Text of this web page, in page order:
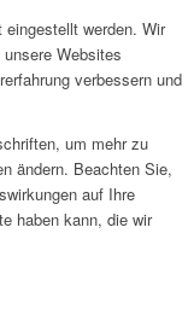
werden. Wir
Websites
verbessern und
um mehr zu
ändern. Beachten Sie,
auf Ihre
haben kann, die wir